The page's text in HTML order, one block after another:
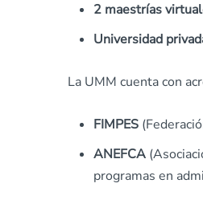
2 maestrías
Universidad
La UMM cuenta con
FIMPES
ANEFCA
programas en